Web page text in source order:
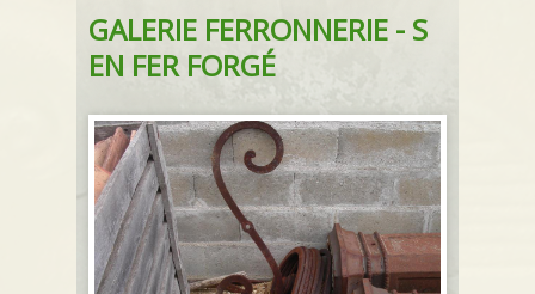
GALERIE FERRONNERIE - S
EN FER FORGÉ